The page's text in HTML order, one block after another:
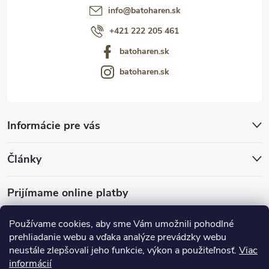
Používame cookies, aby sme Vám umožnili pohodlné
prehliadanie webu a vďaka analýze prevádzky webu
neustále zlepšovali jeho funkcie, výkon a použiteľnosť. Viac
informácií
Informácie pre vás
Články
Prijímame online platby
info@batoharen.sk
+421 222 205 461
batoharen.sk
batoharen.sk